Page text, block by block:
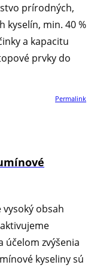
prírodných,
kyselín, min. 40 %
a kapacitu
prvky do
Permalink
vysoký obsah
účelom zvýšenia
kyseliny sú